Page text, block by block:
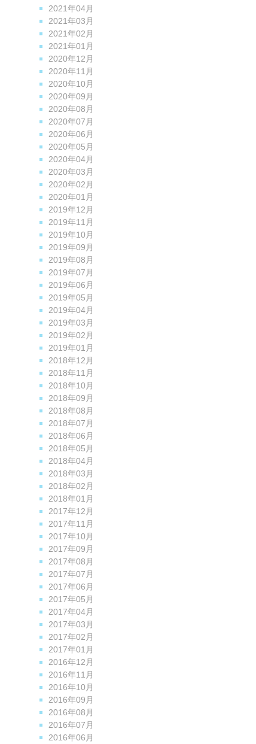
2021年04月
2021年03月
2021年02月
2021年01月
2020年12月
2020年11月
2020年10月
2020年09月
2020年08月
2020年07月
2020年06月
2020年05月
2020年04月
2020年03月
2020年02月
2020年01月
2019年12月
2019年11月
2019年10月
2019年09月
2019年08月
2019年07月
2019年06月
2019年05月
2019年04月
2019年03月
2019年02月
2019年01月
2018年12月
2018年11月
2018年10月
2018年09月
2018年08月
2018年07月
2018年06月
2018年05月
2018年04月
2018年03月
2018年02月
2018年01月
2017年12月
2017年11月
2017年10月
2017年09月
2017年08月
2017年07月
2017年06月
2017年05月
2017年04月
2017年03月
2017年02月
2017年01月
2016年12月
2016年11月
2016年10月
2016年09月
2016年08月
2016年07月
2016年06月